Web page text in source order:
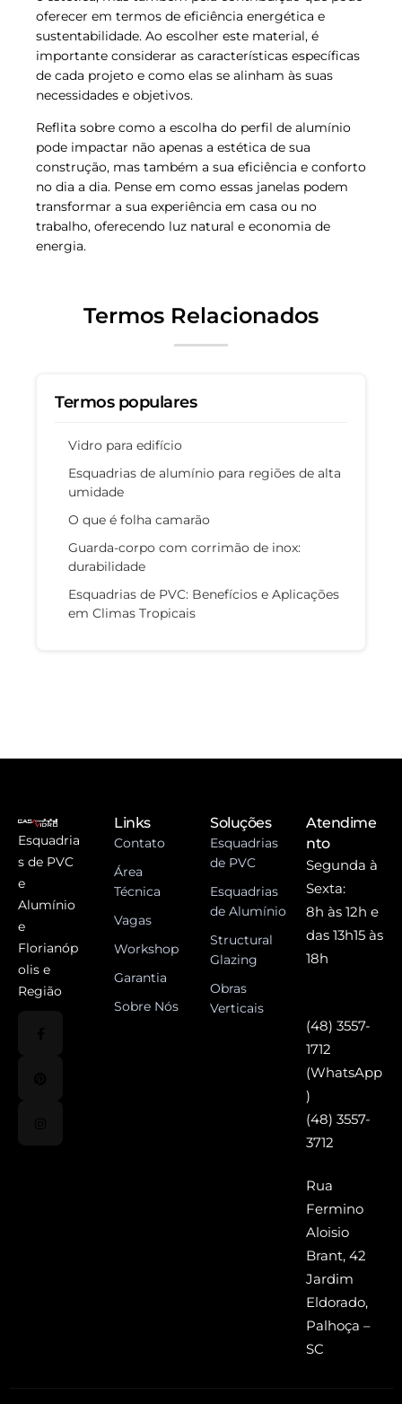
oferecer em termos de eficiência energética e
sustentabilidade. Ao escolher este material, é
importante considerar as características específicas
de cada projeto e como elas se alinham às suas
necessidades e objetivos.
Reflita sobre como a escolha do perfil de alumínio
pode impactar não apenas a estética de sua
construção, mas também a sua eficiência e conforto
no dia a dia. Pense em como essas janelas podem
transformar a sua experiência em casa ou no
trabalho, oferecendo luz natural e economia de
energia.
Termos Relacionados
Termos populares
Vidro para edifício
Esquadrias de alumínio para regiões de alta
umidade
O que é folha camarão
Guarda-corpo com corrimão de inox:
durabilidade
Esquadrias de PVC: Benefícios e Aplicações
em Climas Tropicais
Esquadria
s de PVC
e
Alumínio
e
Florianóp
olis e
Região
Links
Contato
Área
Técnica
Vagas
Workshop
Garantia
Sobre Nós
Soluções
Esquadrias
de PVC
Esquadrias
de Alumínio
Structural
Glazing
Obras
Verticais
Atendime
nto
Segunda à
Sexta:
8h às 12h e
das 13h15 às
18h
(48) 3557-
1712
(WhatsApp
)
(48) 3557-
3712
Rua
Fermino
Aloisio
Brant, 42
Jardim
Eldorado,
Palhoça –
SC